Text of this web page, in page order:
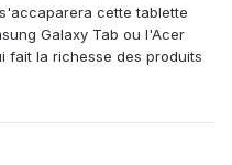
cette tablette
Galaxy Tab ou l'Acer
fait la richesse des produits